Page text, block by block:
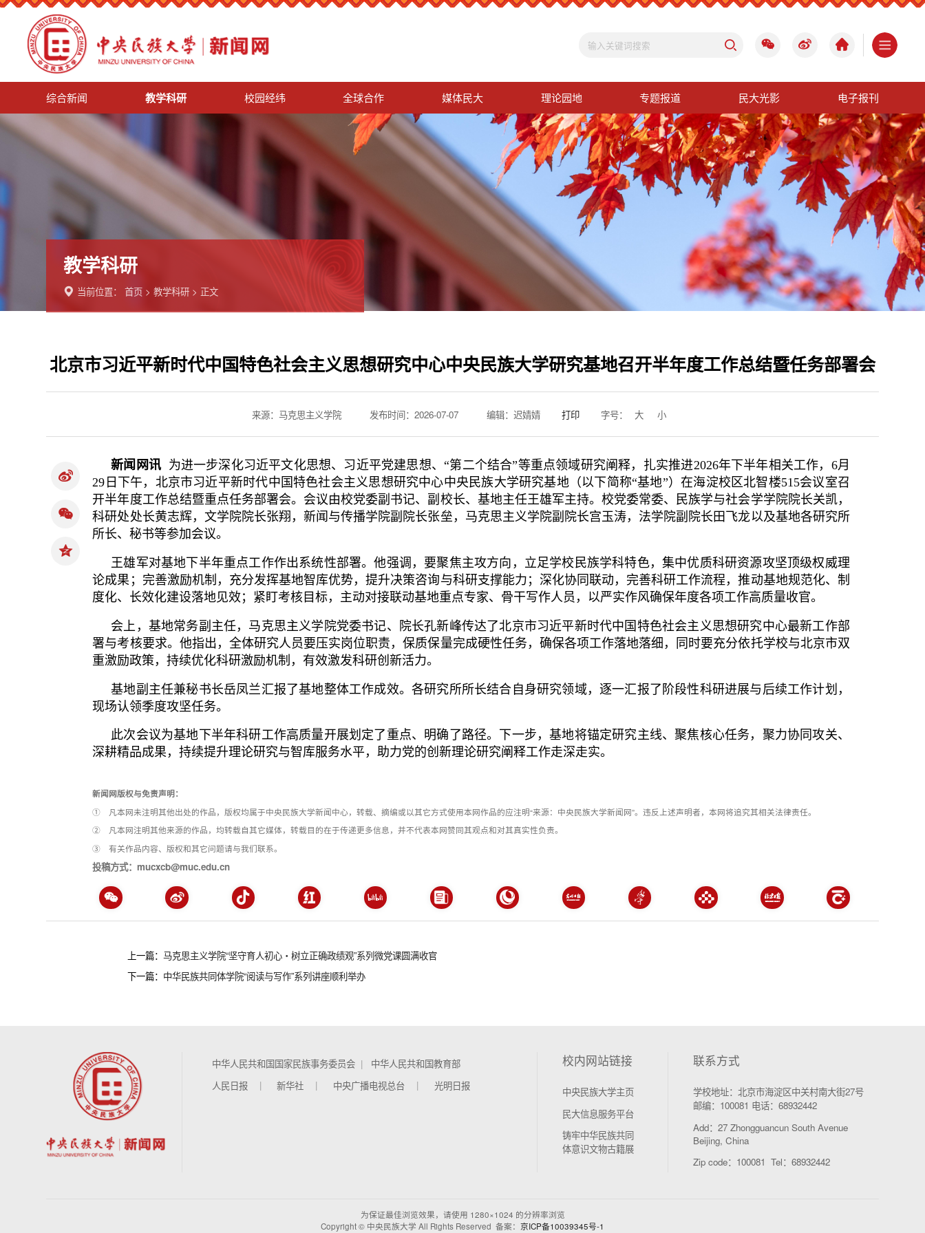
综合新闻 教学科研 校园经纬 全球合作 媒体民大 理论园地 专题报道 民大光影 电子报刊
教学科研
当前位置：首页 >教学科研 > 正文
北京市习近平新时代中国特色社会主义思想研究中心中央民族大学研究基地召开半年度工作总结暨任务部署会
来源：马克思主义学院 发布时间：2026-07-07 编辑：迟婧婧 打印 字号： 大 小
新闻网讯 为进一步深化习近平文化思想、习近平党建思想、“第二个结合”等重点领域研究阐释，扎实推进2026年下半年相关工作，6月
29日下午，北京市习近平新时代中国特色社会主义思想研究中心中央民族大学研究基地（以下简称“基地”）在海淀校区北智楼515会议室召
开半年度工作总结暨重点任务部署会。会议由校党委副书记、副校长、基地主任王雄军主持。校党委常委、民族学与社会学学院院长关凯，
科研处处长黄志辉，文学院院长张翔，新闻与传播学院副院长张垒，马克思主义学院副院长宫玉涛，法学院副院长田飞龙以及基地各研究所
所长、秘书等参加会议。
王雄军对基地下半年重点工作作出系统性部署。他强调，要聚焦主攻方向，立足学校民族学科特色，集中优质科研资源攻坚顶级权威理
论成果；完善激励机制，充分发挥基地智库优势，提升决策咨询与科研支撑能力；深化协同联动，完善科研工作流程，推动基地规范化、制
度化、长效化建设落地见效；紧盯考核目标，主动对接联动基地重点专家、骨干写作人员，以严实作风确保年度各项工作高质量收官。
会上，基地常务副主任，马克思主义学院党委书记、院长孔新峰传达了北京市习近平新时代中国特色社会主义思想研究中心最新工作部
署与考核要求。他指出，全体研究人员要压实岗位职责，保质保量完成硬性任务，确保各项工作落地落细，同时要充分依托学校与北京市双
重激励政策，持续优化科研激励机制，有效激发科研创新活力。
基地副主任兼秘书长岳凤兰汇报了基地整体工作成效。各研究所所长结合自身研究领域，逐一汇报了阶段性科研进展与后续工作计划，
现场认领季度攻坚任务。
此次会议为基地下半年科研工作高质量开展划定了重点、明确了路径。下一步，基地将锚定研究主线、聚焦核心任务，聚力协同攻关、
深耕精品成果，持续提升理论研究与智库服务水平，助力党的创新理论研究阐释工作走深走实。
新闻网版权与免责声明：
① 凡本网未注明其他出处的作品，版权均属于中央民族大学新闻中心，转载、摘编或以其它方式使用本网作品的应注明“来源：中央民族大学新闻网”。违反上述声明者，本网将追究其相关法律责任。
② 凡本网注明其他来源的作品，均转载自其它媒体，转载目的在于传递更多信息，并不代表本网赞同其观点和对其真实性负责。
③ 有关作品内容、版权和其它问题请与我们联系。
投稿方式：mucxcb@muc.edu.cn
上一篇： 马克思主义学院“坚守育人初心・树立正确政绩观”系列微党课圆满收官
下一篇： 中华民族共同体学院“阅读与写作”系列讲座顺利举办
中华人民共和国国家民族事务委员会
中华人民共和国教育部
人民日报
新华社 中央广播电视总台 光明日报
校内网站链接
中央民族大学主页
民大信息服务平台
铸牢中华民族共同
体意识文物古籍展
联系方式
学校地址：北京市海淀区中关村南大街27号
邮编：100081 电话：68932442
Add：27 Zhongguancun South Avenue
Beijing, China
Zip code：100081 Tel：68932442
为保证最佳浏览效果，请使用 1280×1024 的分辨率浏览
Copyright © 中央民族大学 All Rights Reserved 备案： 京ICP备10039345号-1